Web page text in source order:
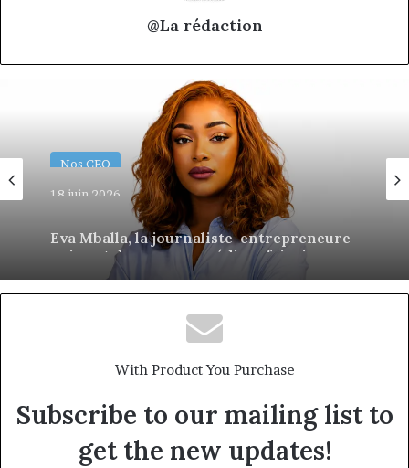
@La rédaction
Nos CEO
Eva Mballa, la journaliste-entrepreneure
qui veut donner aux médias africains une
nouvelle saison
With Product You Purchase
Subscribe to our mailing list to
get the new updates!